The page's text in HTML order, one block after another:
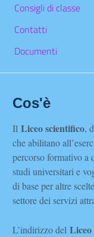
Consigli di classe
Contatti
Documenti
Cos'è
Il Liceo scientifico,
che abilitano
percorso formativo a
studi universitari e
di base per altre
settore dei servizi
L’indirizzo del Liceo